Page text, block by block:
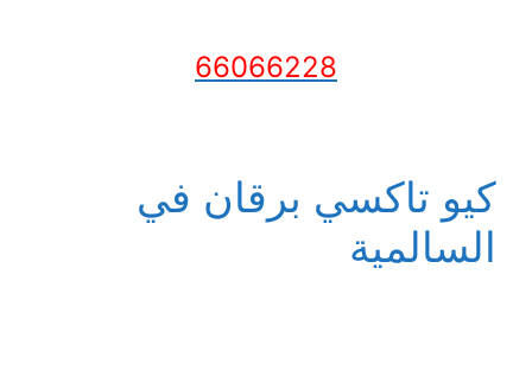
66066228
كيو تاكسي برقان في
السالمية